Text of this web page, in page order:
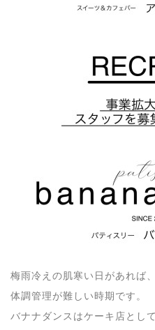
梅雨冷えの肌寒い日があれば
体調管理が難しい時期です。
バナナダンスはケーキ店とし